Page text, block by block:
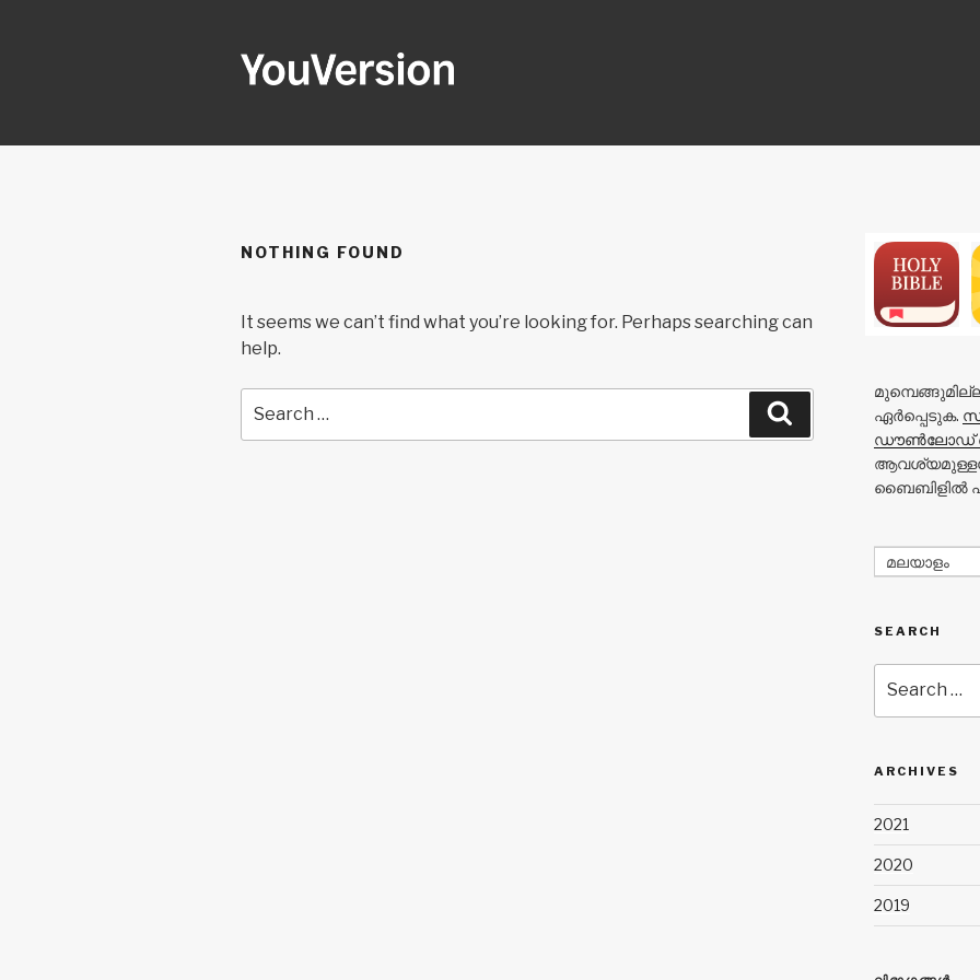
NOTHING FOUND
It seems we can’t find what you’re looking for. Perhaps searching can
help.
for:
ഏർപ്പെടുക.
ഡൗൺലോഡ്
ബൈബിളിൽ
മലയാളം
SEARCH
for:
ARCHIVES
2021
2020
2019